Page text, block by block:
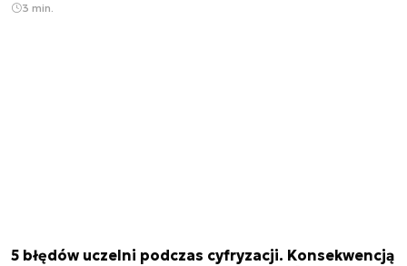
3 min.
5 błędów uczelni podczas cyfryzacji. Konsekwencją